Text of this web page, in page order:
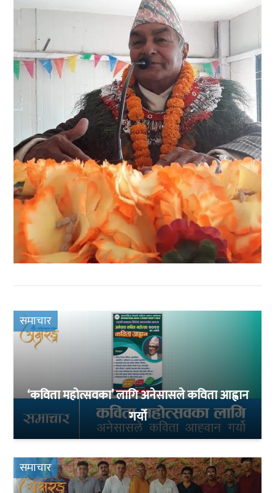
समाचार
‘कविता महोत्सवका’ लागि अनेसासले कविता आह्वान
गर्यो
समाचार